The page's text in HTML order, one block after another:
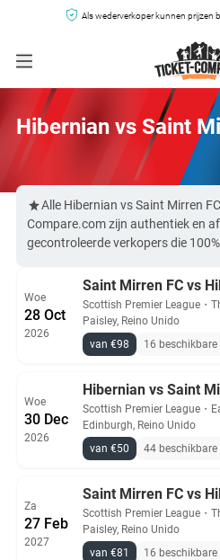
Als wederverkoper kunnen prijzen
Hibernian vs Saint
Alle Hibernian vs Saint Mirren
Compare.com zijn authentiek en
gecontroleerde verkopers die
Woe
28 Oct
2026
Saint Mirren FC vs
Scottish Premier League ・
Paisley, Reino Unido
van €98
16
Woe
30 Dec
2026
Hibernian vs Saint
Scottish Premier League ・
Edinburgh, Reino Unido
van €50
44 beschikbare
Za
27 Feb
2027
Saint Mirren FC vs
Scottish Premier League ・
Paisley, Reino Unido
van €81
16